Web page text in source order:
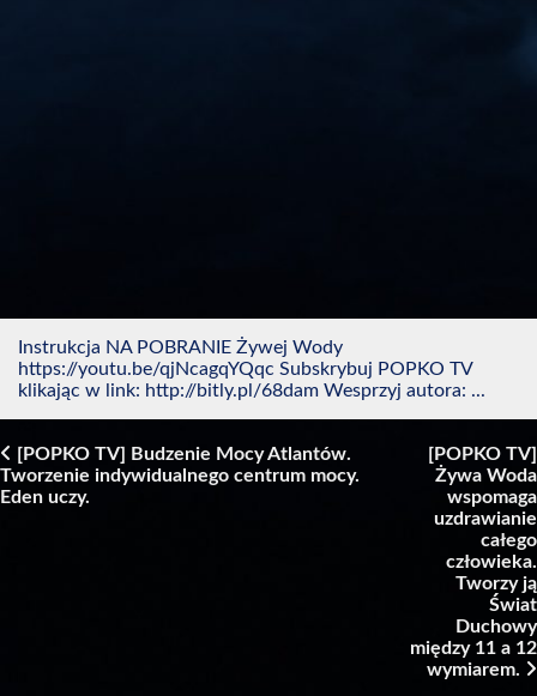
Instrukcja NA POBRANIE Żywej Wody
https://youtu.be/qjNcagqYQqc Subskrybuj POPKO TV
klikając w link: http://bitly.pl/68dam Wesprzyj autora: ...
Post navigation
[POPKO TV] Budzenie Mocy Atlantów.
Tworzenie indywidualnego centrum mocy.
Eden uczy.
[POPKO TV]
Żywa Woda
wspomaga
uzdrawianie
całego
człowieka.
Tworzy ją
Świat
Duchowy
między 11 a 12
wymiarem.